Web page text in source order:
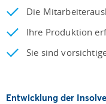
Die
Ihre Produktion
Sie sind
Entwicklung der